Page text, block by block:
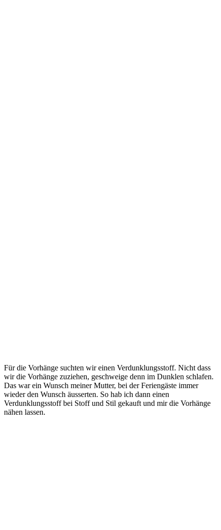
Für die Vorhänge suchten wir einen Verdunklungsstoff. Nicht dass
wir die Vorhänge zuziehen, geschweige denn im Dunklen schlafen.
Das war ein Wunsch meiner Mutter, bei der Feriengäste immer
wieder den Wunsch äusserten. So hab ich dann einen
Verdunklungsstoff bei Stoff und Stil gekauft und mir die Vorhänge
nähen lassen.